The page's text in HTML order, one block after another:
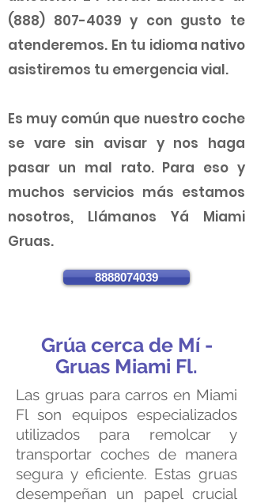
(888) 807-4039 y con gusto te
atenderemos. En tu idioma nativo
asistiremos tu emergencia vial.
Es muy común que nuestro coche
se vare sin avisar y nos haga
pasar un mal rato. Para eso y
muchos servicios más estamos
nosotros, Llámanos Yá Miami
Gruas.
8888074039
Grúa cerca de Mí -
Gruas Miami Fl.
Las gruas para carros en Miami
Fl son equipos especializados
utilizados para remolcar y
transportar coches de manera
segura y eficiente. Estas gruas
desempeñan un papel crucial